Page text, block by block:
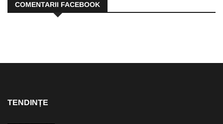
COMENTARII FACEBOOK
TENDINȚE